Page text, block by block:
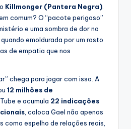
Killmonger (Pantera Negra)
comum? O “pacote perigoso”
e uma sombra de dor no
emoldurada por um rosto
de empatia que nos
chega para jogar com isso. A
12 milhões de
e acumula 22 indicações
, coloca Gael não apenas
como espelho de relações reais,